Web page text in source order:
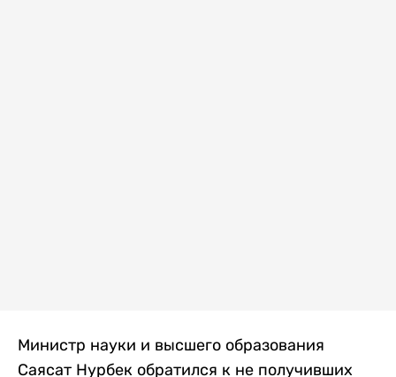
Министр науки и высшего образования
Саясат Нурбек обратился к не получивших